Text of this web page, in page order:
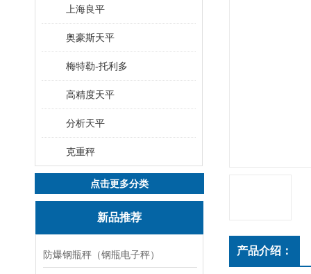
上海良平
奥豪斯天平
梅特勒-托利多
高精度天平
分析天平
克重秤
点击更多分类
新品推荐
防爆钢瓶秤（钢瓶电子秤） 产品介绍：